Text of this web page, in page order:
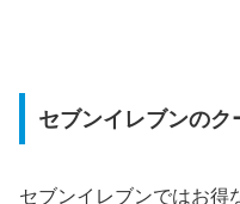
セブンイレブンのク
セブンイレブンではお得